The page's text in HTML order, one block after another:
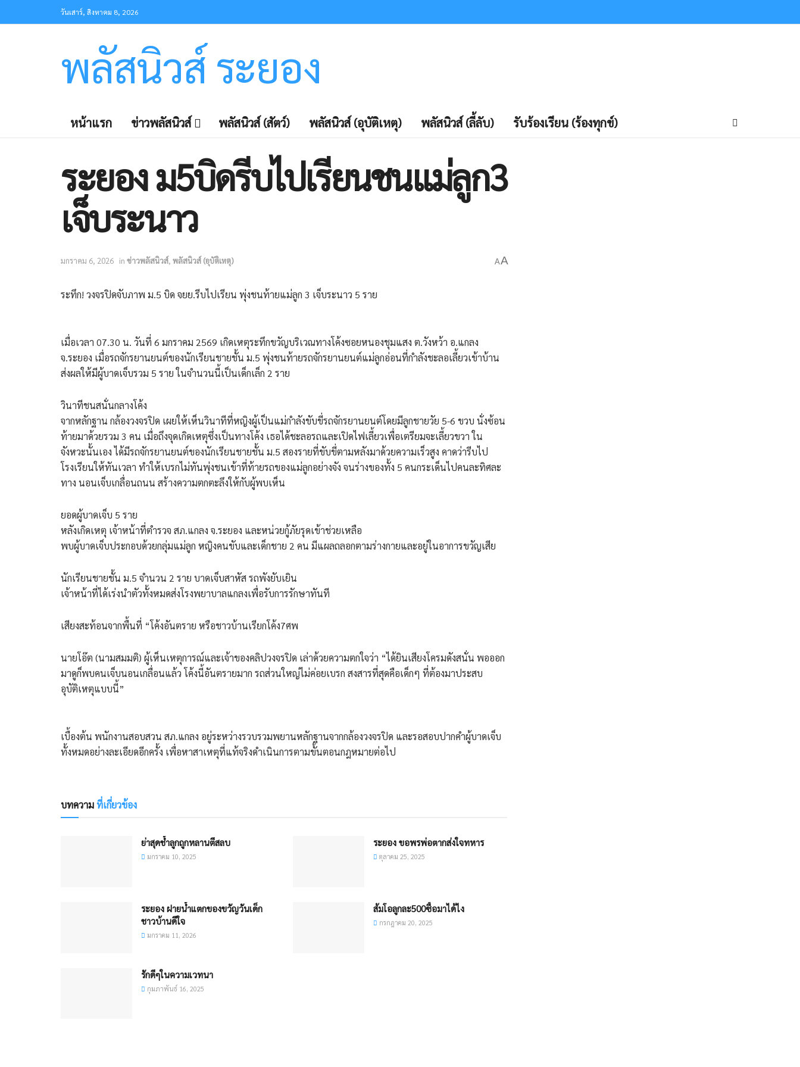
วันเสาร์, สิงหาคม 8, 2026
พลัสนิวส์ ระยอง
หน้าแรก ข่าวพลัสนิวส์ พลัสนิวส์ (สัตว์) พลัสนิวส์ (อุบัติเหตุ) พลัสนิวส์ (ลี้ลับ) รับร้องเรียน (ร้องทุกข์)
ระยอง ม5บิดรีบไปเรียนชนแม่ลูก3
เจ็บระนาว
มกราคม 6, 2026 in ข่าวพลัสนิวส์, พลัสนิวส์ (อุบัติเหตุ) AA
ระทึก! วงจรปิดจับภาพ ม.5 บิด จยย.รีบไปเรียน พุ่งชนท้ายแม่ลูก 3 เจ็บระนาว 5 ราย
เมื่อเวลา 07.30 น. วันที่ 6 มกราคม 2569 เกิดเหตุระทึกขวัญบริเวณทางโค้งซอยหนองชุมแสง ต.วังหว้า อ.แกลง
จ.ระยอง เมื่อรถจักรยานยนต์ของนักเรียนชายชั้น ม.5 พุ่งชนท้ายรถจักรยานยนต์แม่ลูกอ่อนที่กำลังชะลอเลี้ยวเข้าบ้าน
ส่งผลให้มีผู้บาดเจ็บรวม 5 ราย ในจำนวนนี้เป็นเด็กเล็ก 2 ราย
​วินาทีชนสนั่นกลางโค้ง
​จากหลักฐาน กล้องวงจรปิด เผยให้เห็นวินาทีที่หญิงผู้เป็นแม่กำลังขับขี่รถจักรยานยนต์โดยมีลูกชายวัย 5-6 ขวบ นั่งซ้อน
ท้ายมาด้วยรวม 3 คน เมื่อถึงจุดเกิดเหตุซึ่งเป็นทางโค้ง เธอได้ชะลอรถและเปิดไฟเลี้ยวเพื่อเตรียมจะเลี้ยวขวา ​ใน
จังหวะนั้นเอง ได้มีรถจักรยานยนต์ของนักเรียนชายชั้น ม.5 สองรายที่ขับขี่ตามหลังมาด้วยความเร็วสูง คาดว่ารีบไป
โรงเรียนให้ทันเวลา ทำให้เบรกไม่ทันพุ่งชนเข้าที่ท้ายรถของแม่ลูกอย่างจัง จนร่างของทั้ง 5 คนกระเด็นไปคนละทิศละ
ทาง นอนเจ็บเกลื่อนถนน สร้างความตกตะลึงให้กับผู้พบเห็น
​ยอดผู้บาดเจ็บ 5 ราย
​หลังเกิดเหตุ เจ้าหน้าที่ตำรวจ สภ.แกลง จ.ระยอง และหน่วยกู้ภัยรุดเข้าช่วยเหลือ
พบผู้บาดเจ็บประกอบด้วย​กลุ่มแม่ลูก หญิงคนขับและเด็กชาย 2 คน มีแผลถลอกตามร่างกายและอยู่ในอาการขวัญเสีย
​นักเรียนชายชั้น ม.5 จำนวน 2 ราย บาดเจ็บสาหัส รถพังยับเยิน
เจ้าหน้าที่ได้เร่งนำตัวทั้งหมดส่งโรงพยาบาลแกลงเพื่อรับการรักษาทันที
​เสียงสะท้อนจากพื้นที่ “โค้งอันตราย หรือชาวบ้านเรียกโค้ง7ศพ
​นายโอ๊ต (นามสมมติ) ผู้เห็นเหตุการณ์และเจ้าของคลิปวงจรปิด เล่าด้วยความตกใจว่า “ได้ยินเสียงโครมดังสนั่น พอออก
มาดูก็พบคนเจ็บนอนเกลื่อนแล้ว โค้งนี้อันตรายมาก รถส่วนใหญ่ไม่ค่อยเบรก สงสารที่สุดคือเด็กๆ ที่ต้องมาประสบ
อุบัติเหตุแบบนี้”
​เบื้องต้น พนักงานสอบสวน สภ.แกลง อยู่ระหว่างรวบรวมพยานหลักฐานจากกล้องวงจรปิด และรอสอบปากคำผู้บาดเจ็บ
ทั้งหมดอย่างละเอียดอีกครั้ง เพื่อหาสาเหตุที่แท้จริงดำเนินการตามขั้นตอนกฎหมายต่อไป
บทความที่เกี่ยวข้อง
ย่าสุดช้ำลูกถูกหลานตีสลบ
มกราคม 10, 2025
ระยอง ขอพรพ่อตากส่งใจทหาร
ตุลาคม 25, 2025
ระยอง ฝายน้ำแตกของขวัญวันเด็ก
ชาวบ้านดีใจ
มกราคม 11, 2026
ส้มโอลูกละ500ซื้อมาได้ไง
กรกฎาคม 20, 2025
รักดีๆในความเวทนา
กุมภาพันธ์ 16, 2025